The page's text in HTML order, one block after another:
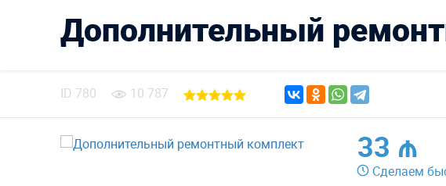
Дополнительный
ID 780 10 787
33 ₼
Сделаем